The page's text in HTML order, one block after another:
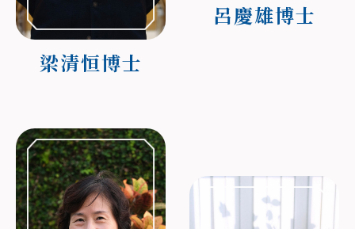
梁清恒博士
呂慶雄博士